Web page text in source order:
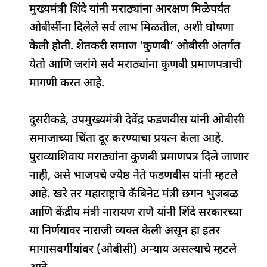
मुख्यमंत्री शिंदे यांनी मराठ्यांना आरक्षण मिळेपर्यंत
ओबीसींना दिलेले सर्व लाभ मिळतील, अशी घोषणा
केली होती. शेतकरी समाज ‘कुणबी’ ओबीसी अंतर्गत
येतो आणि जरांगे सर्व मराठ्यांना कुणबी प्रमाणपत्राची
मागणी करत आहे.
दुसरीकडे, उपमुख्यमंत्री देवेंद्र फडणवीस यांनी ओबीसी
समाजाच्या चिंता दूर करण्याचा प्रयत्न केला आहे.
पुराव्याशिवाय मराठ्यांना कुणबी प्रमाणपत्र दिले जाणार
नाही, असे भाजपचे ज्येष्ठ नेते फडणवीस यांनी म्हटले
आहे. खरे तर महाराष्ट्राचे कॅबिनेट मंत्री छगन भुजबळ
आणि केंद्रीय मंत्री नारायण राणे यांनी शिंदे सरकारच्या
या निर्णयावर नाराजी व्यक्त केली असून हा इतर
मागासवर्गीयांवर (ओबीसी) अन्याय असल्याचे म्हटले